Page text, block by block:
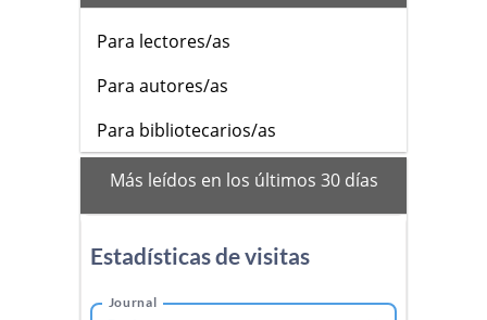
Para lectores/as
Para autores/as
Para bibliotecarios/as
mas_vistos
Más leídos en los últimos 30 días